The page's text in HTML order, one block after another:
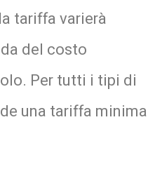
tariffa varierà
del costo
Per tutti i tipi di
una tariffa minima